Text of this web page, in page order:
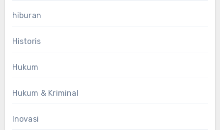
hiburan
Historis
Hukum
Hukum & Kriminal
Inovasi